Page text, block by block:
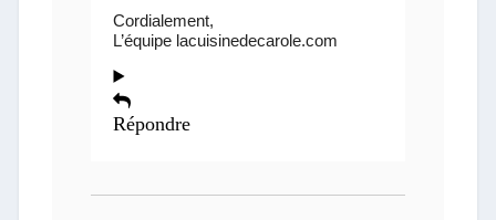
Cordialement,
L’équipe lacuisinedecarole.com
Répondre